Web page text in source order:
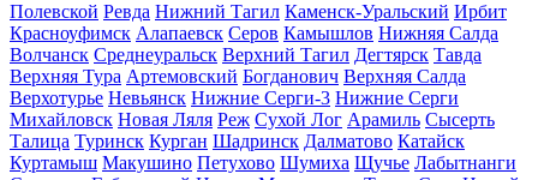
Полевской Ревда Нижний Тагил Каменск-Уральский Ирбит
Красноуфимск Алапаевск Серов Камышлов Нижняя Салда
Волчанск Среднеуральск Верхний Тагил Дегтярск Тавда
Верхняя Тура Артемовский Богданович Верхняя Салда
Верхотурье Невьянск Нижние Серги-3 Нижние Серги
Михайловск Новая Ляля Реж Сухой Лог Арамиль Сысерть
Талица Туринск Курган Шадринск Далматово Катайск
Куртамыш Макушино Петухово Шумиха Щучье Лабытнанги